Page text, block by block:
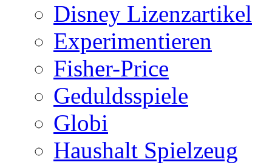
Disney Lizenzartikel
Experimentieren
Fisher-Price
Geduldsspiele
Globi
Haushalt Spielzeug